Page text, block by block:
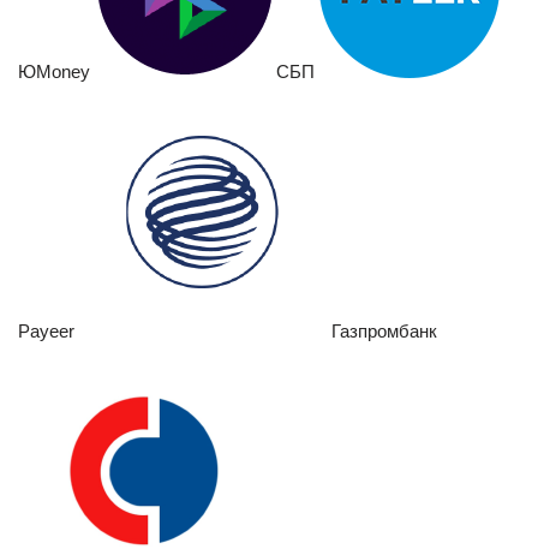
ЮMoney СБП
Payeer Газпромбанк